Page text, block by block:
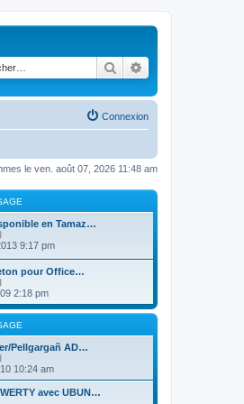
Rechercher
Connexion
le ven. août 07, 2026 11:48 am
en Tamaz…
o
u
l
t
e
r
l
d
e
r
n
i
9:17 pm
pour Office…
o
n
s
u
l
t
r
l
e
2:18 pm
Pellgargañ AD…
o
n
s
10:24 am
avec UBUN…